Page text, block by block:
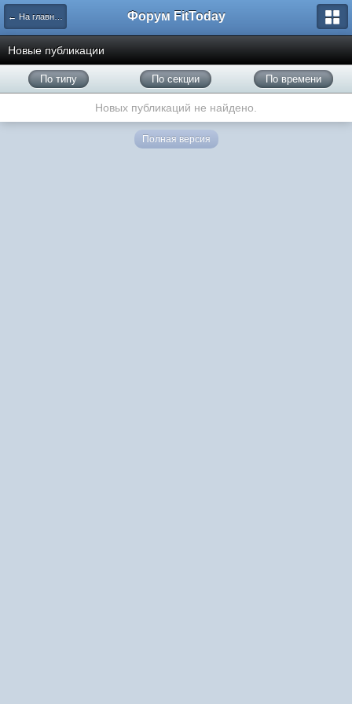
← На главную Форум FitToday
Новые публикации
По типу По секции По времени
Новых публикаций не найдено.
Полная версия